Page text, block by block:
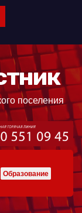
поселения
Образование